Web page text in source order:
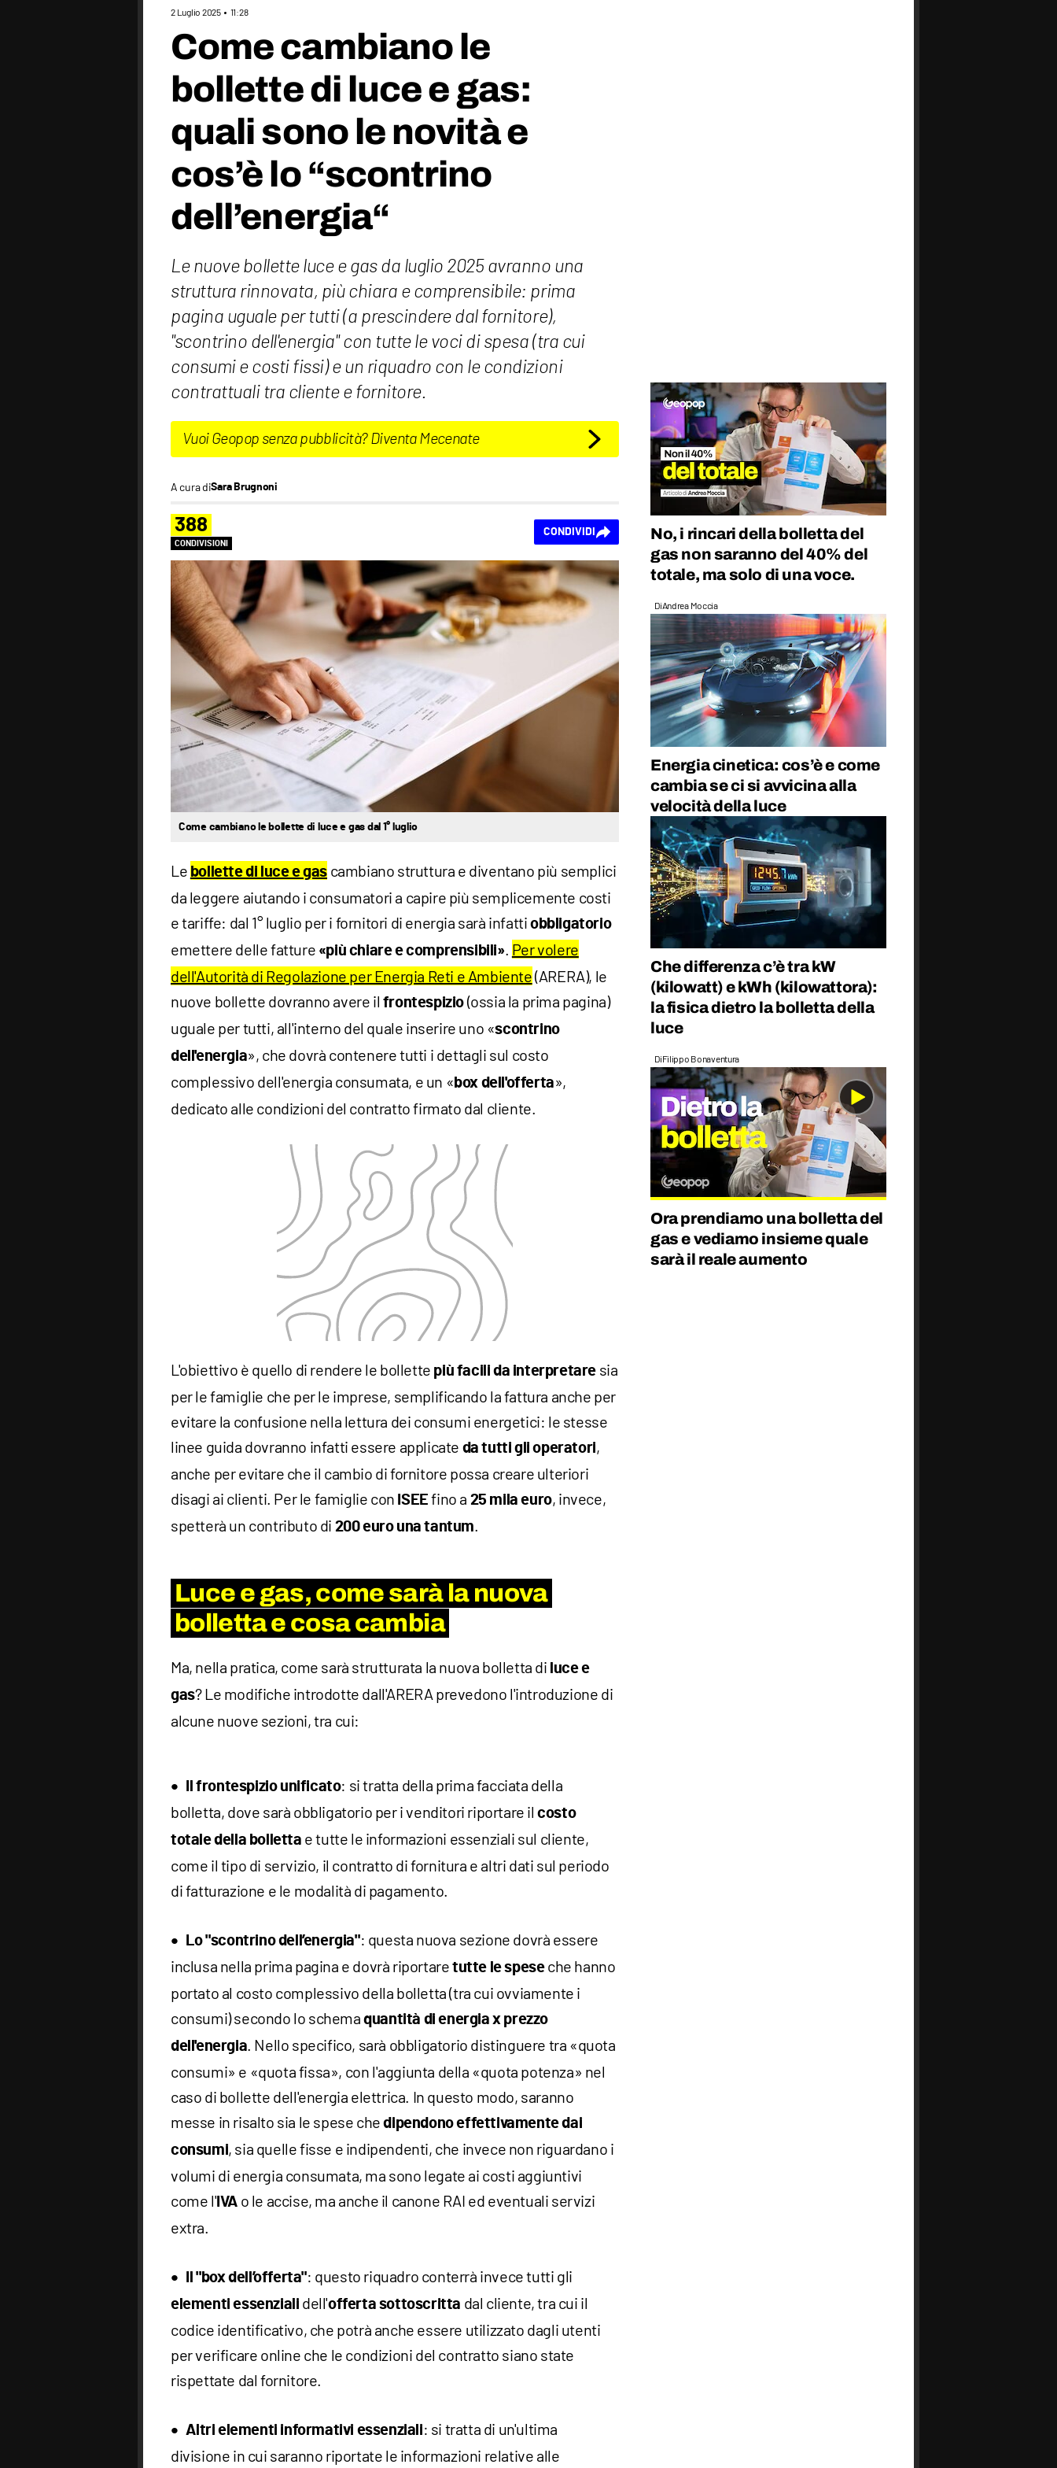
2 Luglio 2025 11:28
Come cambiano le
bollette di luce e gas:
quali sono le novità e
cos’è lo “scontrino
dell’energia“
Le nuove bollette luce e gas da luglio 2025 avranno una
struttura rinnovata, più chiara e comprensibile: prima
pagina uguale per tutti (a prescindere dal fornitore),
"scontrino dell'energia" con tutte le voci di spesa (tra cui
consumi e costi fissi) e un riquadro con le condizioni
contrattuali tra cliente e fornitore.
Vuoi Geopop senza pubblicità? Diventa Mecenate
A cura diSara Brugnoni
388
CONDIVISIONI
CONDIVIDI
Come cambiano le bollette di luce e gas dal 1° luglio
Le bollette di luce e gas cambiano struttura e diventano più semplici
da leggere aiutando i consumatori a capire più semplicemente costi
e tariffe: dal 1° luglio per i fornitori di energia sarà infattiobbligatorio
emettere delle fatture «più chiare e comprensibili». Per volere
dell'Autorità di Regolazione per Energia Reti e Ambiente(ARERA), le
nuove bollette dovranno avere il frontespizio (ossia la prima pagina)
uguale per tutti, all'interno del quale inserire uno «scontrino
dell'energia», che dovrà contenere tutti i dettagli sul costo
complessivo dell'energia consumata, e un « box dell'offerta»,
dedicato alle condizioni del contratto firmato dal cliente.
L'obiettivo è quello di rendere le bollette più facili da interpretare sia
per le famiglie che per le imprese, semplificando la fattura anche per
evitare la confusione nella lettura dei consumi energetici: le stesse
linee guida dovranno infatti essere applicate da tutti gli operatori,
anche per evitare che il cambio di fornitore possa creare ulteriori
disagi ai clienti. Per le famiglie con ISEE fino a 25 mila euro, invece,
spetterà un contributo di 200euro una tantum.
Luce e gas, come sarà la nuova
bolletta e cosa cambia
Ma, nella pratica, come sarà strutturata la nuova bolletta di luce e
gas? Le modifiche introdotte dall'ARERA prevedono l'introduzione di
alcune nuove sezioni, tra cui:
Il frontespizio unificato: si tratta della prima facciata della
bolletta, dove sarà obbligatorio per i venditori riportare ilcosto
totale della bolletta e tutte le informazioni essenziali sul cliente,
come il tipo di servizio, il contratto di fornitura e altri dati sul periodo
di fatturazione e le modalità di pagamento.
Lo "scontrino dell’energia": questa nuova sezione dovrà essere
inclusa nella prima pagina e dovrà riportaretutte le speseche hanno
portato al costo complessivo della bolletta (tra cui ovviamente i
consumi) secondo lo schemaquantità di energia x prezzo
dell'energia. Nello specifico, sarà obbligatorio distinguere tra «quota
consumi» e «quota fissa», con l'aggiunta della «quota potenza» nel
caso di bollette dell'energia elettrica. In questo modo, saranno
messe in risalto sia le spese chedipendono effettivamente dai
consumi, sia quelle fisse e indipendenti, che invece non riguardano i
volumi di energia consumata, ma sono legate ai costi aggiuntivi
come l' IVA o le accise, ma anche il canone RAI ed eventuali servizi
extra.
Il "box dell’offerta": questo riquadro conterrà invece tutti gli
elementi essenziali dell'offerta sottoscritta dal cliente, tra cui il
codice identificativo, che potrà anche essere utilizzato dagli utenti
per verificare online che le condizioni del contratto siano state
rispettate dal fornitore.
Altri elementi informativi essenziali: si tratta di un'ultima
divisione in cui saranno riportate le informazioni relative alle
No, i rincari della bolletta del
gas non saranno del 40% del
totale, ma solo di una voce.
DiAndrea Moccia
Energia cinetica: cos’è e come
cambia se ci si avvicina alla
velocità della luce
Che differenza c’è tra kW
(kilowatt) e kWh (kilowattora):
la fisica dietro la bolletta della
luce
DiFilippo Bonaventura
Ora prendiamo una bolletta del
gas e vediamo insieme quale
sarà il reale aumento